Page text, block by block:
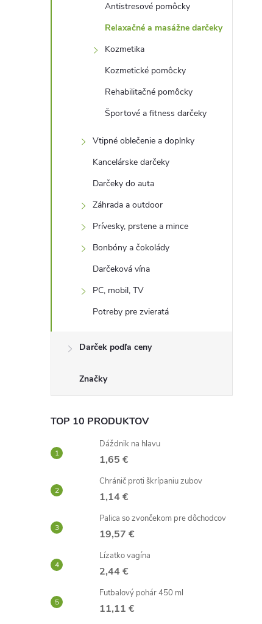
Antistresové pomôcky
Relaxačné a masážne darčeky
Kozmetika
Kozmetické pomôcky
Rehabilitačné pomôcky
Športové a fitness darčeky
Vtipné oblečenie a doplnky
Kancelárske darčeky
Darčeky do auta
Záhrada a outdoor
Prívesky, prstene a mince
Bonbóny a čokolády
Darčeková vína
PC, mobil, TV
Potreby pre zvieratá
Darček podľa ceny
Značky
TOP 10 PRODUKTOV
Dáždnik na hlavu
1,65 €
Chránič proti škrípaniu zubov
1,14 €
Palica so zvončekom pre dôchodcov
19,57 €
Lízatko vagína
2,44 €
Futbalový pohár 450 ml
11,11 €
3,72 €
škrabka na
Vložky do topánok -
pamäťová pena